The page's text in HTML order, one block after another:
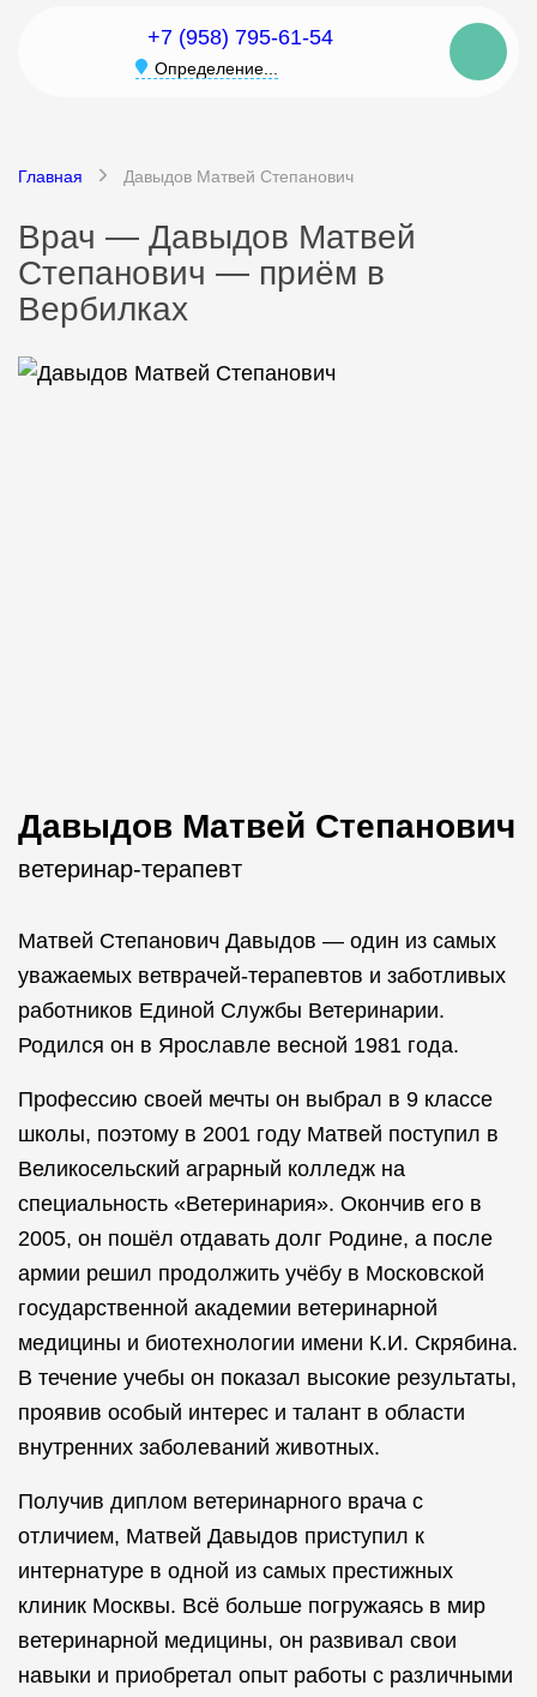
+7 (958) 795-61-54
Определение...
Главная Давыдов Матвей Степанович
Врач — Давыдов Матвей
Степанович — приём в
Вербилках
Давыдов Матвей Степанович
ветеринар-терапевт
Матвей Степанович Давыдов — один из самых
уважаемых ветврачей-терапевтов и заботливых
работников Единой Службы Ветеринарии.
Родился он в Ярославле весной 1981 года.
Профессию своей мечты он выбрал в 9 классе
школы, поэтому в 2001 году Матвей поступил в
Великосельский аграрный колледж на
специальность «Ветеринария». Окончив его в
2005, он пошёл отдавать долг Родине, а после
армии решил продолжить учёбу в Московской
государственной академии ветеринарной
медицины и биотехнологии имени К.И. Скрябина.
В течение учебы он показал высокие результаты,
проявив особый интерес и талант в области
внутренних заболеваний животных.
Получив диплом ветеринарного врача с
отличием, Матвей Давыдов приступил к
интернатуре в одной из самых престижных
клиник Москвы. Всё больше погружаясь в мир
ветеринарной медицины, он развивал свои
навыки и приобретал опыт работы с различными